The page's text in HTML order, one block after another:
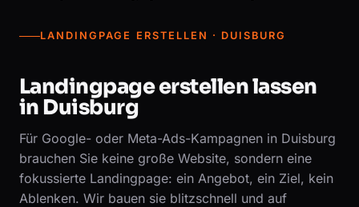
LANDINGPAGE ERSTELLEN · DUISBURG
Landingpage erstellen lassen
in Duisburg
Für Google- oder Meta-Ads-Kampagnen in Duisburg
brauchen Sie keine große Website, sondern eine
fokussierte Landingpage: ein Angebot, ein Ziel, kein
Ablenken. Wir bauen sie blitzschnell und auf